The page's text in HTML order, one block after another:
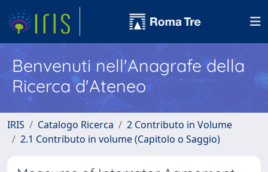
Benvenuti nell'Anagrafe della
Ricerca d'Ateneo
IRIS Catalogo Ricerca
2 Contributo in Volume
2.1 Contributo in volume (Capitolo o Saggio)